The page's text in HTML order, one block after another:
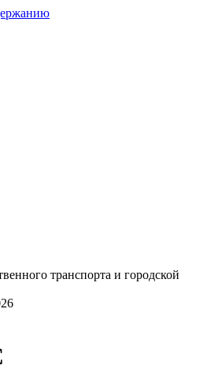
транспорта и городской